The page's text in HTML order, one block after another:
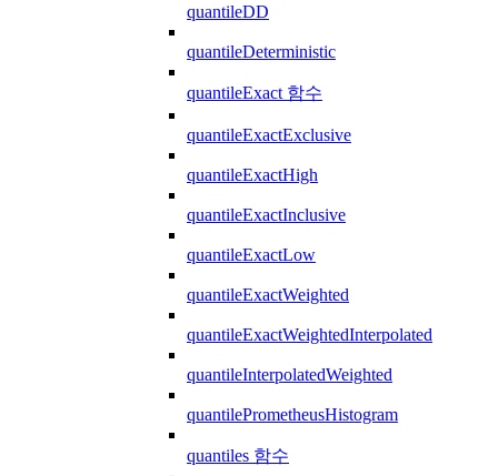
quantileDD
quantileDeterministic
quantileExact 함수
quantileExactExclusive
quantileExactHigh
quantileExactInclusive
quantileExactLow
quantileExactWeighted
quantileExactWeightedInterpolated
quantileInterpolatedWeighted
quantilePrometheusHistogram
quantiles 함수